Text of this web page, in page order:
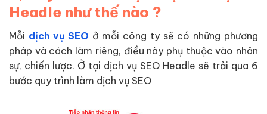
Headle như thế nào ?
Mỗi dịch vụ SEO ở mỗi công ty sẽ có những phương
pháp và cách làm riêng, điều này phụ thuộc vào nhân
sự, chiến lược. Ở tại dịch vụ SEO Headle sẽ trải qua 6
bước quy trình làm dịch vụ SEO